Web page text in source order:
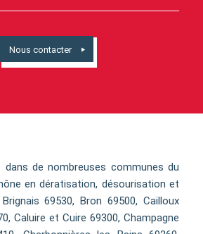
Nous contacter
dans de nombreuses communes du
en dératisation, désourisation et
69530, Bron 69500, Cailloux
Caluire et Cuire 69300, Champagne